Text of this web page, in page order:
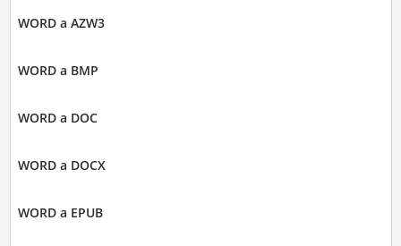
WORD a AZW3
WORD a BMP
WORD a DOC
WORD a DOCX
WORD a EPUB